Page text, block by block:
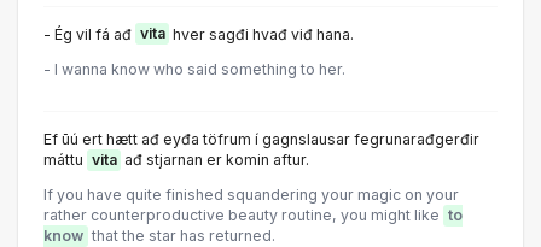
- Ég vil fá ađ vita hver sagđi hvađ viđ hana.
- I wanna know who said something to her.
Ef ūú ert hætt ađ eyđa töfrum í gagnslausar fegrunarađgerđir
máttu vita ađ stjarnan er komin aftur.
If you have quite finished squandering your magic on your
rather counterproductive beauty routine, you might like to
know that the star has returned.